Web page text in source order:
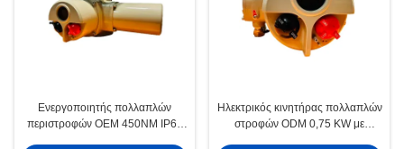
Ενεργοποιητής πολλαπλών
περιστροφών OEM 450NM IP67
Ηλεκτρικός κινητήρας πολλαπλών
στροφών ODM 0,75 KW με